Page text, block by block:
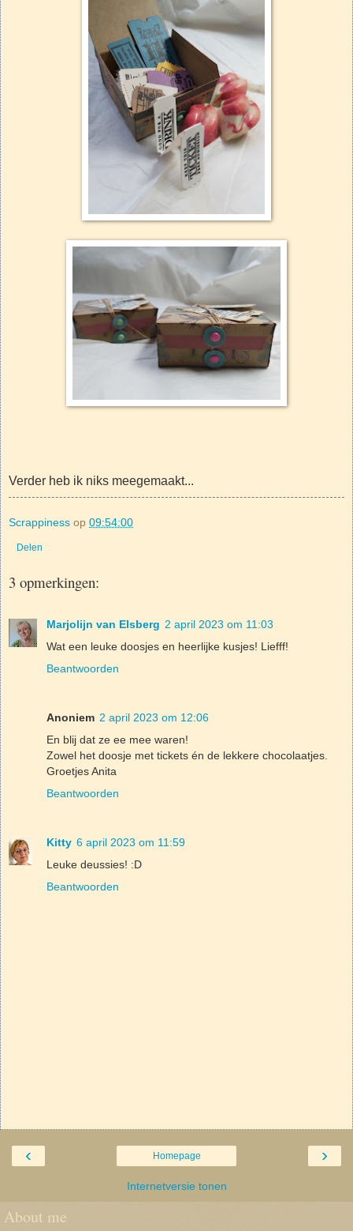
Verder heb ik niks meegemaakt...
Scrappiness op 09:54:00
Delen
3 opmerkingen:
Marjolijn van Elsberg 2 april 2023 om 11:03
Wat een leuke doosjes en heerlijke kusjes! Liefff!
Beantwoorden
Anoniem 2 april 2023 om 12:06
En blij dat ze ee mee waren!
Zowel het doosje met tickets én de lekkere chocolaatjes.
Groetjes Anita
Beantwoorden
Kitty 6 april 2023 om 11:59
Leuke deussies! :D
Beantwoorden
‹ ›
Homepage
Internetversie tonen
About me